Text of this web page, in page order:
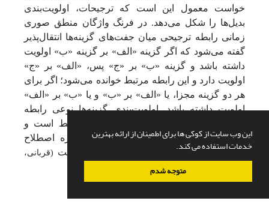
این وب سایت از کوکی ها برای اطمینان از ارائه بهترین
خدمات استفاده می کند.
متوجه شدم
خواست معمول این است که ترجیحات، اولویت‌بندی
بدیل‌ها را شکل می‌دهد. در فرنگ واژگان منطق صوری
زمانی رابطه ترجیحی میان جفت‌های گزینه‌ها انتقال‌پذیر
گفته می‌شود که اگر گزینه «الف» بر گزینه «ب» اولویت
داشته باشد و گزینه «ب» بر «ج» پس، «الف» بر «ج»
اولویت دارد و این رابطه مرتبط خوانده می‌شود؛ اگر برای
هر دو گزینه مجزا، یا «الف» بر «ب» و یا «ب» بر «الف»
اولویت داشته باشد. اولویت‌بندی گزینه‌ها نوعی رابطه
ترجیحی است که هم انتقال‌پذیر و هم مرتبط است و
خواهیم دید که این تعریف با کاربرد روزمره اصطلاح
«اولویت‌بندی (فهرست خرید کالا) منطبق است (قربانی،